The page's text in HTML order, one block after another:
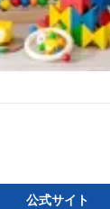
公式サイト